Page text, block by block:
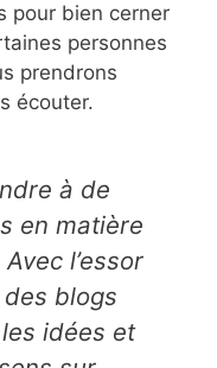
pour bien cerner
personnes
prendrons
écouter.
à de
en matière
l’essor
blogs
idées et